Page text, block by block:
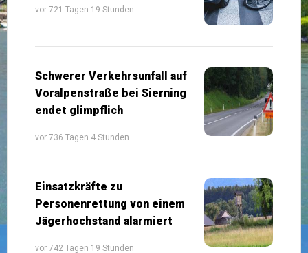
vor 721 Tagen 19 Stunden
Schwerer Verkehrsunfall auf
Voralpenstraße bei Sierning
endet glimpflich
vor 736 Tagen 4 Stunden
Einsatzkräfte zu
Personenrettung von einem
Jägerhochstand alarmiert
vor 742 Tagen 19 Stunden